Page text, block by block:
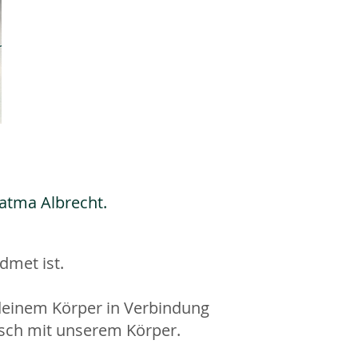
Albrecht.
ist.
Körper in Verbindung
mit unserem Körper.